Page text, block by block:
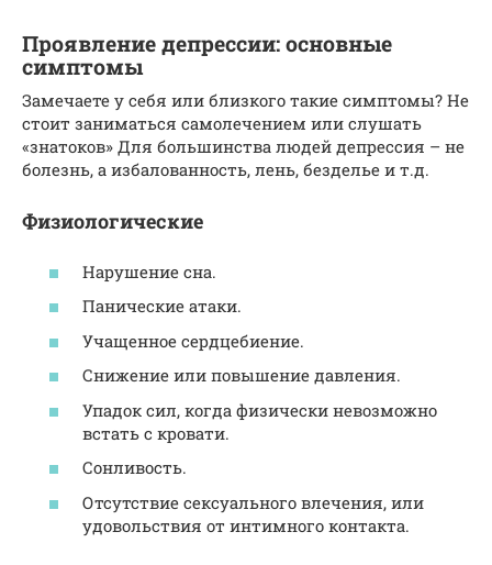
Проявление депрессии: основные
симптомы
Замечаете у себя или близкого такие симптомы? Не
стоит заниматься самолечением или слушать
«знатоков» Для большинства людей депрессия – не
болезнь, а избалованность, лень, безделье и т.д.
Физиологические
Нарушение сна.
Панические атаки.
Учащенное сердцебиение.
Снижение или повышение давления.
Упадок сил, когда физически невозможно
встать с кровати.
Сонливость.
Отсутствие сексуального влечения, или
удовольствия от интимного контакта.